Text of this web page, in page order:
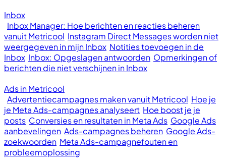
Inbox
Inbox Manager: Hoe berichten en reacties beheren
vanuit Metricool Instagram Direct Messages worden niet
weergegeven in mijn Inbox Notities toevoegen in de
Inbox Inbox: Opgeslagen antwoorden Opmerkingen of
berichten die niet verschijnen in Inbox
Ads in Metricool
Advertentiecampagnes maken vanuit Metricool Hoe je
je Meta Ads-campagnes analyseert Hoe boost je je
posts Conversies en resultaten in Meta Ads Google Ads
aanbevelingen Ads-campagnes beheren Google Ads-
zoekwoorden Meta Ads-campagnefouten en
probleemoplossing